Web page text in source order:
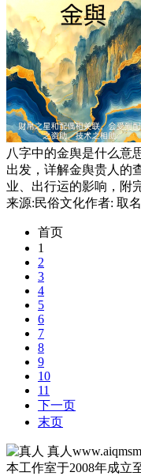
八字中的金舆是什么意
出发，详解金舆贵人的
业、出行运的影响，附
来源:民俗文化作者: 取
首页
1
2
3
4
5
6
7
8
9
10
11
下一页
末页
真人
本工作室于2008年成立